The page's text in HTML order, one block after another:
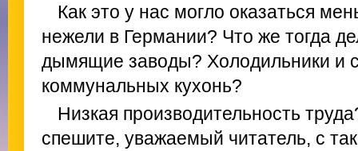
Как это у нас могло оказаться
нежели в Германии? Что же тогда
дымящие заводы? Холодильники и
коммунальных кухонь?
Низкая производительность
спешите, уважаемый читатель, с